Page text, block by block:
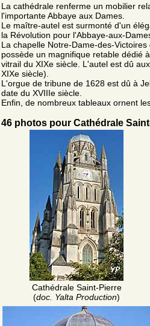
La cathédrale renferme un mobilier
l'importante Abbaye aux Dames.
Le maître-autel est surmonté d'un
la Révolution pour l'Abbaye-aux-
La chapelle Notre-Dame-des-
possède un magnifique retable dédié
vitrail du XIXe siècle. L'autel est dû
XIXe siècle).
L'orgue de tribune de 1628 est dû à
date du XVIIIe siècle.
Enfin, de nombreux tableaux ornent
46 photos pour Cathédrale
Cathédrale Saint-Pierre
(doc. Yalta Production)